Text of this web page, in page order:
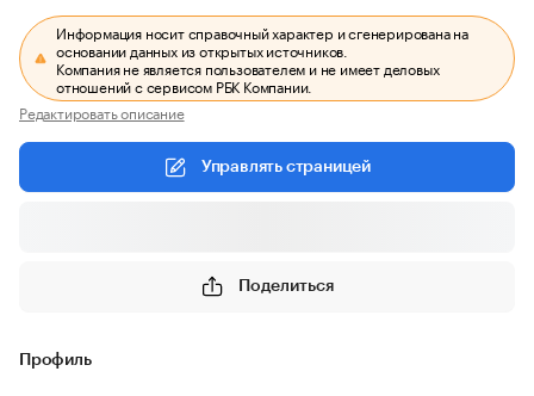
Информация носит справочный характер и сгенерирована на
основании данных из открытых источников.
Компания не является пользователем и не имеет деловых
отношений с сервисом РБК Компании.
Редактировать описание
Управлять страницей
Поделиться
Профиль